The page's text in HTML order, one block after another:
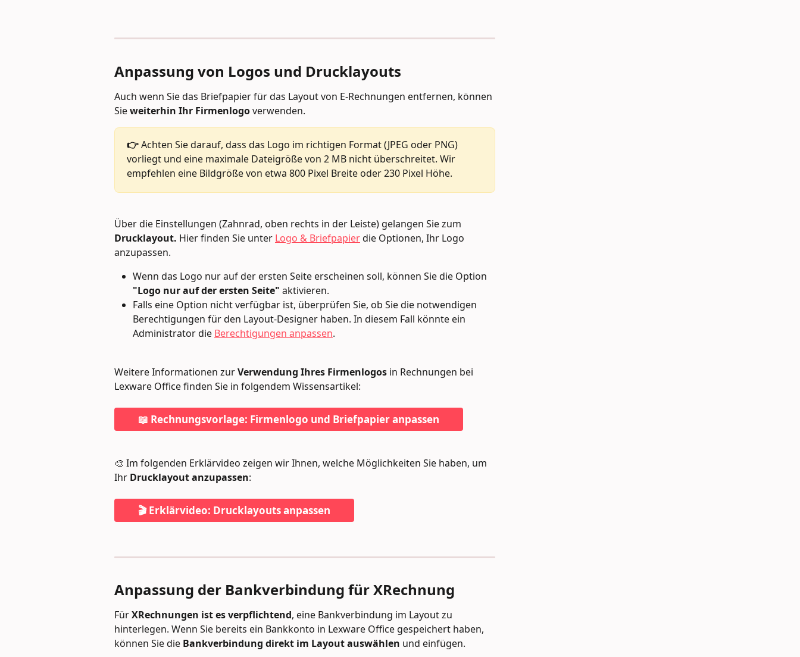
Anpassung von Logos und Drucklayouts
Auch wenn Sie das Briefpapier für das Layout von E-Rechnungen entfernen, können
Sie weiterhin Ihr Firmenlogo verwenden.
👉 Achten Sie darauf, dass das Logo im richtigen Format (JPEG oder PNG)
vorliegt und eine maximale Dateigröße von 2 MB nicht überschreitet. Wir
empfehlen eine Bildgröße von etwa 800 Pixel Breite oder 230 Pixel Höhe.
Über die Einstellungen (Zahnrad, oben rechts in der Leiste) gelangen Sie zum
Drucklayout. Hier finden Sie unter Logo & Briefpapier die Optionen, Ihr Logo
anzupassen.
Wenn das Logo nur auf der ersten Seite erscheinen soll, können Sie die Option
"Logo nur auf der ersten Seite" aktivieren.
Falls eine Option nicht verfügbar ist, überprüfen Sie, ob Sie die notwendigen
Berechtigungen für den Layout-Designer haben. In diesem Fall könnte ein
Administrator die Berechtigungen anpassen.
Weitere Informationen zur Verwendung Ihres Firmenlogos in Rechnungen bei
Lexware Office finden Sie in folgendem Wissensartikel:
📖 Rechnungsvorlage: Firmenlogo und Briefpapier anpassen
🎨 Im folgenden Erklärvideo zeigen wir Ihnen, welche Möglichkeiten Sie haben, um
Ihr Drucklayout anzupassen:
🎬 Erklärvideo: Drucklayouts anpassen
Anpassung der Bankverbindung für XRechnung
Für XRechnungen ist es verpflichtend, eine Bankverbindung im Layout zu
hinterlegen. Wenn Sie bereits ein Bankkonto in Lexware Office gespeichert haben,
können Sie die Bankverbindung direkt im Layout auswählen und einfügen.